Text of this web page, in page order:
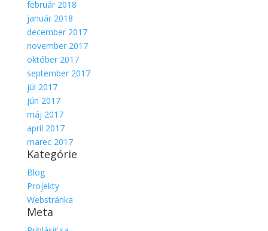
február 2018
január 2018
december 2017
november 2017
október 2017
september 2017
júl 2017
jún 2017
máj 2017
apríl 2017
marec 2017
Kategórie
Blog
Projekty
Webstránka
Meta